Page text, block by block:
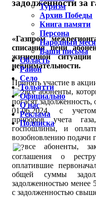
задолженности за
«Газпром
списания пени
жизненной
невнимательности.
Принять участие в
все абоненты,
погасят
01.06.2024, с
приборов учета
госпошлины, и
возобновлению подачи
все абоненты,
соглашения о
оплатившие
общей суммы
задолженностью менее
с задолженностью
Туризм
Архив Победы
Книга памяти
Персона
Народный
Ваши письма
Область
Район
Село
Тольятти
Официально
О нас
Реклама
Подписка